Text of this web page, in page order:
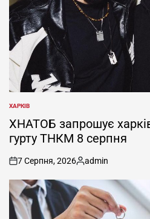
ОПУБЛІКУВАТИ
У
ХАРКІВ
ХНАТОБ запрошує
гурту ТНКМ 8 серпня
on
7 Серпня, 2026
Опубліковано
admin